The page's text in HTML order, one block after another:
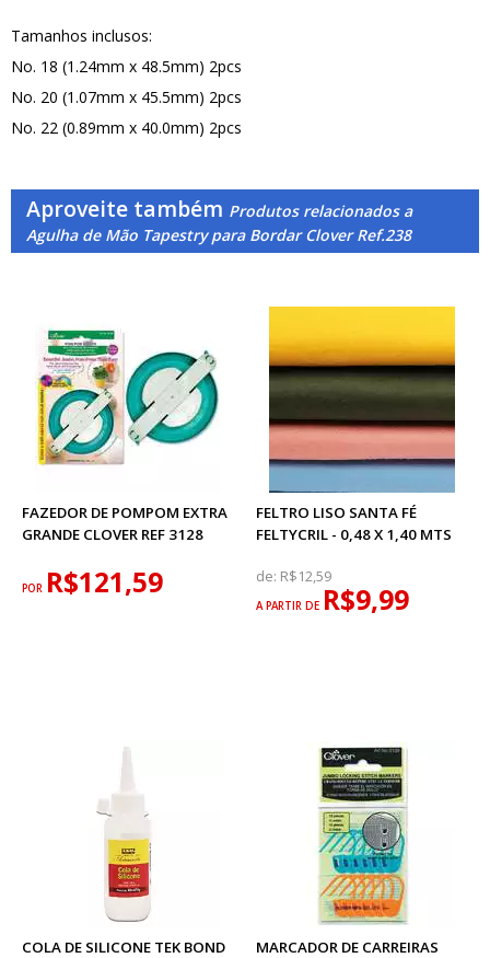
Tamanhos inclusos:
No. 18 (1.24mm x 48.5mm) 2pcs
No. 20 (1.07mm x 45.5mm) 2pcs
No. 22 (0.89mm x 40.0mm) 2pcs
Aproveite também Produtos relacionados a
Agulha de Mão Tapestry para Bordar Clover Ref.238
FAZEDOR DE POMPOM EXTRA
GRANDE CLOVER REF 3128
POR R$121,59
FELTRO LISO SANTA FÉ
FELTYCRIL - 0,48 X 1,40 MTS
de: R$12,59
A PARTIR DE R$9,99
COLA DE SILICONE TEK BOND
MARCADOR DE CARREIRAS